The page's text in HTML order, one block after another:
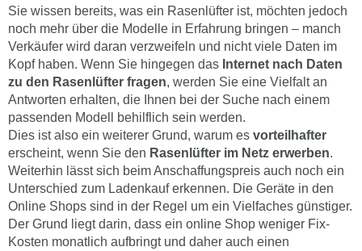
Sie wissen bereits, was ein Rasenlüfter ist, möchten jedoch
noch mehr über die Modelle in Erfahrung bringen – manch
Verkäufer wird daran verzweifeln und nicht viele Daten im
Kopf haben. Wenn Sie hingegen das Internet nach Daten
zu den Rasenlüfter fragen, werden Sie eine Vielfalt an
Antworten erhalten, die Ihnen bei der Suche nach einem
passenden Modell behilflich sein werden.
Dies ist also ein weiterer Grund, warum es vorteilhafter
erscheint, wenn Sie den Rasenlüfter im Netz erwerben.
Weiterhin lässt sich beim Anschaffungspreis auch noch ein
Unterschied zum Ladenkauf erkennen. Die Geräte in den
Online Shops sind in der Regel um ein Vielfaches günstiger.
Der Grund liegt darin, dass ein online Shop weniger Fix-
Kosten monatlich aufbringt und daher auch einen